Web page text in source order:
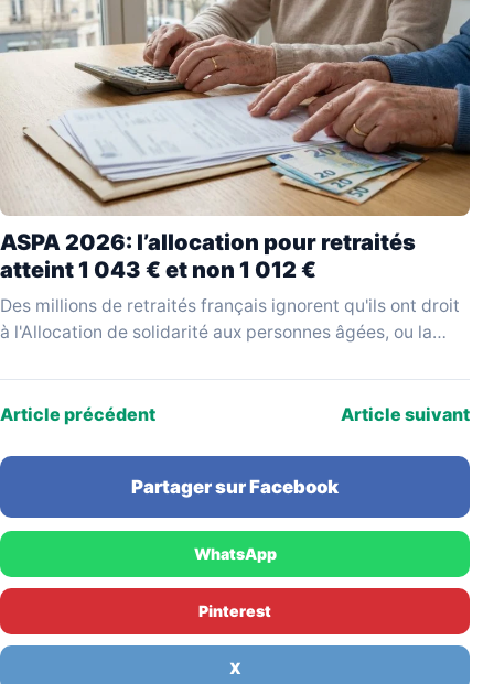
ASPA 2026: l’allocation pour retraités
atteint 1 043 € et non 1 012 €
Des millions de retraités français ignorent qu'ils ont droit
à l'Allocation de solidarité aux personnes âgées, ou la
Article précédent Article suivant
Partager sur Facebook
WhatsApp
Pinterest
X